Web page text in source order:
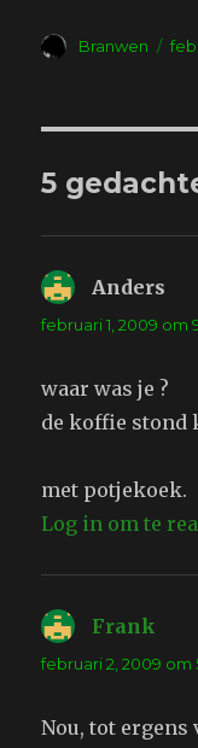
Auteur
Branwen
5
Anders
februari 1, 2009 om
waar was je ?
de koffie stond
met potjekoek.
Log in om te
Frank
februari 2, 2009 om
Nou, tot ergens